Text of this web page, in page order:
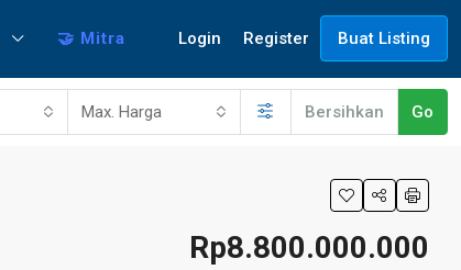
🤝 Mitra Login Register Buat Listing
Max. Harga Bersihkan Go
Rp8.800.000.000